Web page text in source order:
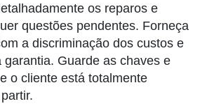
os reparos e
questões pendentes. Forneça
a discriminação dos custos e
garantia. Guarde as chaves e
o cliente está totalmente